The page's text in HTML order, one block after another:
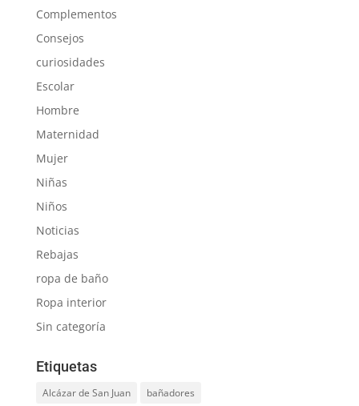
Complementos
Consejos
curiosidades
Escolar
Hombre
Maternidad
Mujer
Niñas
Niños
Noticias
Rebajas
ropa de baño
Ropa interior
Sin categoría
Etiquetas
Alcázar de San Juan
bañadores